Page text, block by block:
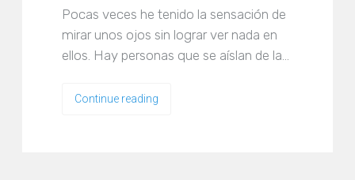
Pocas veces he tenido la sensación de
mirar unos ojos sin lograr ver nada en
ellos. Hay personas que se aíslan de la…
Continue reading